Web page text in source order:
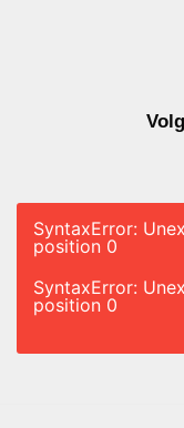
SyntaxError:
position 0
SyntaxError:
position 0